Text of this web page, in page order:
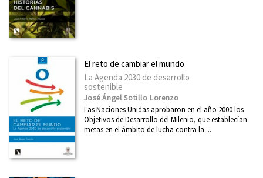
Clásicos del Pensamiento Crítico
Breves historias de países de América
Arquitecturas
Ciudad 2030
Miradas Matemáticas
Casa África
Desarrollo y Cooperación
El reto de cambiar el mundo
La Agenda 2030 de desarrollo
sostenible
José Ángel Sotillo Lorenzo
Las Naciones Unidas aprobaron en el año 2000 los
Objetivos de Desarrollo del Milenio, que establecían
metas en el ámbito de lucha contra la ...